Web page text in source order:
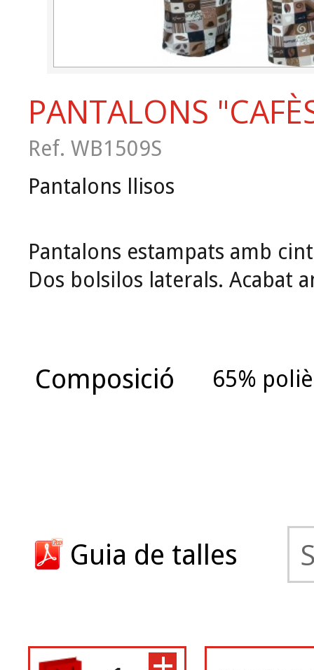
PANTALONS
Ref. WB1509S
Pantalons llisos
Pantalons estampats amb
Dos bolsilos laterals. Acabat
Composició 65%
Guia de talles